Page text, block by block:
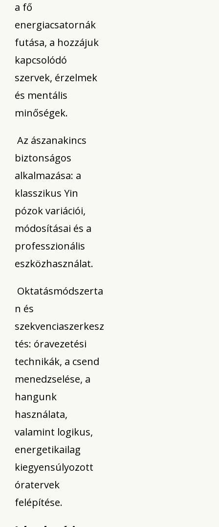
a fő
energiacsatornák
futása, a hozzájuk
kapcsolódó
szervek, érzelmek
és mentális
minőségek.
Az ászanakincs
biztonságos
alkalmazása: a
klasszikus Yin
pózok variációi,
módosításai és a
professzionális
eszközhasználat.
Oktatásmódszerta
n és
szekvenciaszerkesz
tés: óravezetési
technikák, a csend
menedzselése, a
hangunk
használata,
valamint logikus,
energetikailag
kiegyensúlyozott
óratervek
felépítése.